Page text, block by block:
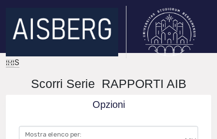
IRIS
Scorri Serie RAPPORTI AIB
Opzioni
Mostra elenco per: